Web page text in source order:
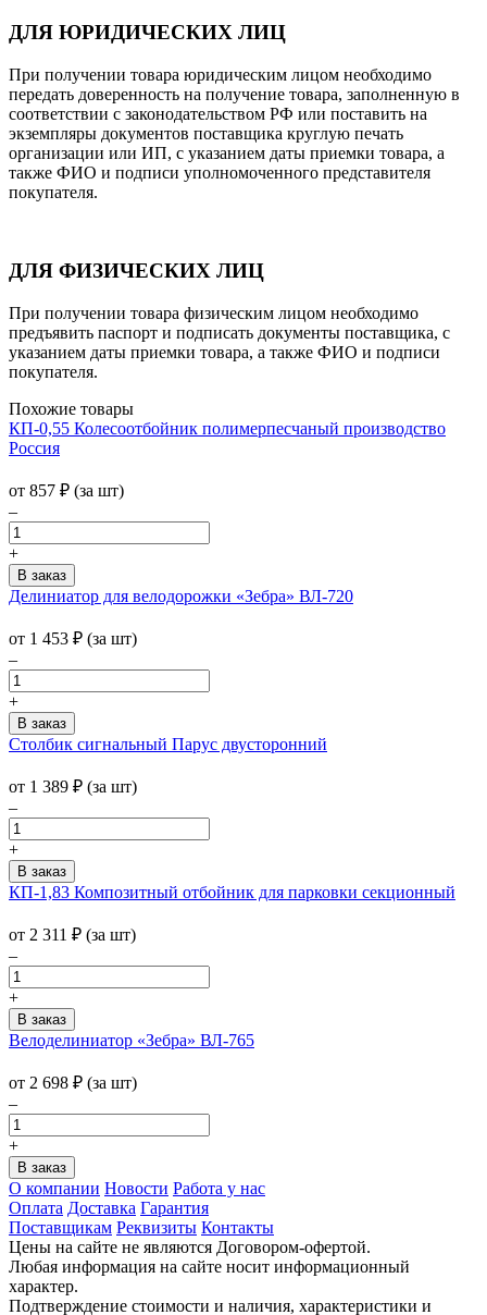
ДЛЯ ЮРИДИЧЕСКИХ ЛИЦ
При получении товара юридическим лицом необходимо
передать доверенность на получение товара, заполненную в
соответствии с законодательством РФ или поставить на
экземпляры документов поставщика круглую печать
организации или ИП, с указанием даты приемки товара, а
также ФИО и подписи уполномоченного представителя
покупателя.
ДЛЯ ФИЗИЧЕСКИХ ЛИЦ
При получении товара физическим лицом необходимо
предъявить паспорт и подписать документы поставщика, с
указанием даты приемки товара, а также ФИО и подписи
покупателя.
Похожие товары
КП-0,55 Колесоотбойник полимерпесчаный производство
Россия
от 857 ₽ (за шт)
–
+
Делиниатор для велодорожки «Зебра» ВЛ-720
от 1 453 ₽ (за шт)
–
+
Столбик сигнальный Парус двусторонний
от 1 389 ₽ (за шт)
–
+
КП-1,83 Композитный отбойник для парковки секционный
от 2 311 ₽ (за шт)
–
+
Велоделиниатор «Зебра» ВЛ-765
от 2 698 ₽ (за шт)
–
+
О компании Новости Работа у нас
Оплата Доставка Гарантия
Поставщикам Реквизиты Контакты
Цены на сайте не являются Договором-офертой.
Любая информация на сайте носит информационный
характер.
Подтверждение стоимости и наличия, характеристики и